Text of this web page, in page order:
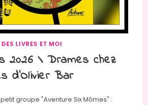
DES LIVRES ET MOI
2026 \ Drames chez
d’Olivier Bar
groupe "Aventure Six Mômes" :